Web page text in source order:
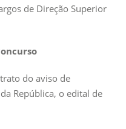
de Direção Superior
do aviso de
República, o edital de